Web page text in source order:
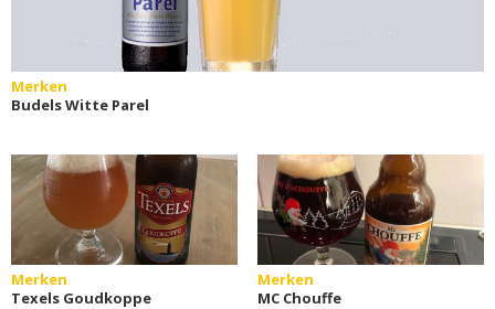
Merken
Budels Witte Parel
Merken
Texels Goudkoppe
Merken
MC Chouffe